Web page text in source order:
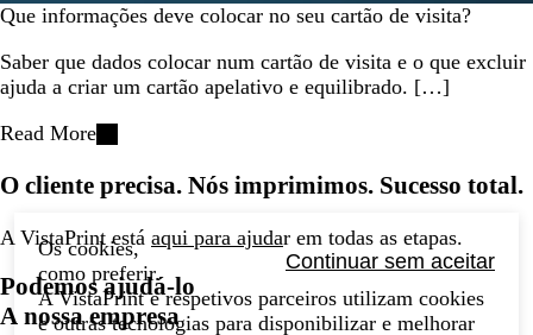
Que informações deve colocar no seu cartão de visita?
Saber que dados colocar num cartão de visita e o que excluir
ajuda a criar um cartão apelativo e equilibrado. […]
Read More
O cliente precisa. Nós imprimimos. Sucesso total.
A VistaPrint está aqui para ajudar em todas as etapas.
Podemos ajudá-lo
A nossa empresa
Os cookies,
como preferir.
Continuar sem aceitar
A VistaPrint e respetivos parceiros utilizam cookies
e outras tecnologias para disponibilizar e melhorar